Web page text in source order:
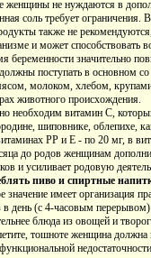
женщины не нуждаются в
соль требует ограничения.
также не
и может способствовать
значительно
поступать в основном
молоком, хлебом,
животного происхождения.
витамин С, который
шиповнике, облепихе,
РР и Е - по 20 мг, в
до родов женщинам
и усиливает родовую
пиво и спиртные
имеет организация
в день (с 4-часовым
блюда из овощей и
тошноте женщина